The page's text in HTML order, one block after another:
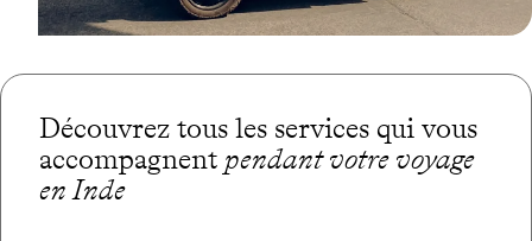
Découvrez tous les services qui vous
accompagnent pendant votre voyage
en Inde